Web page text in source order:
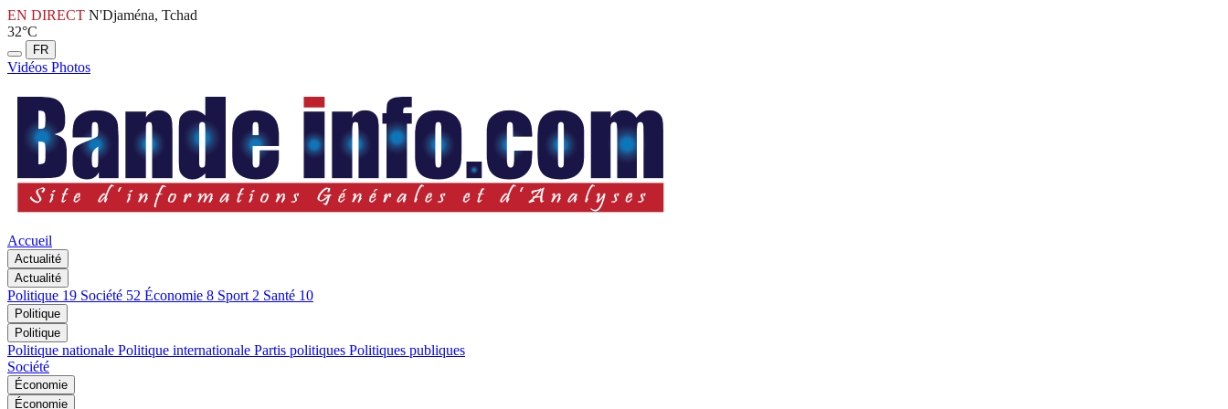
EN DIRECT N'Djaména, Tchad
32°C
FR
Vidéos Photos
Accueil
Actualité
Actualité
Politique 19 Société 52 Économie 8 Sport 2 Santé 10
Politique
Politique
Politique nationale Politique internationale Partis politiques Politiques publiques
Société
Économie
Économie